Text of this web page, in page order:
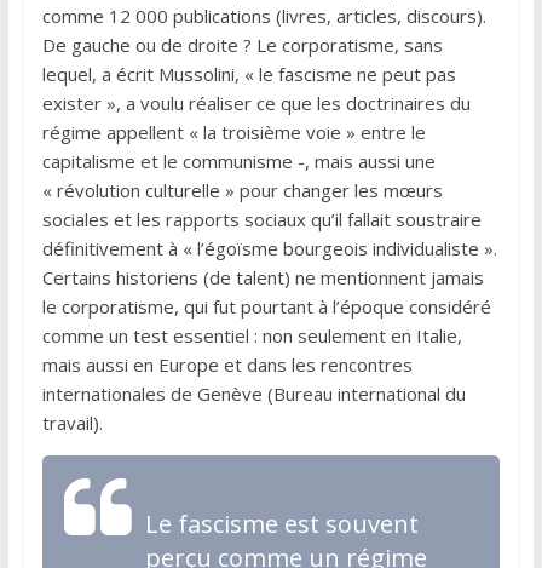
comme 12 000 publications (livres, articles, discours).
De gauche ou de droite ? Le corporatisme, sans
lequel, a écrit Mussolini, « le fascisme ne peut pas
exister », a voulu réaliser ce que les doctrinaires du
régime appellent « la troisième voie » entre le
capitalisme et le communisme -, mais aussi une
« révolution culturelle » pour changer les mœurs
sociales et les rapports sociaux qu’il fallait soustraire
définitivement à « l’égoïsme bourgeois individualiste ».
Certains historiens (de talent) ne mentionnent jamais
le corporatisme, qui fut pourtant à l’époque considéré
comme un test essentiel : non seulement en Italie,
mais aussi en Europe et dans les rencontres
internationales de Genève (Bureau international du
travail).
Le fascisme est souvent
perçu comme un régime